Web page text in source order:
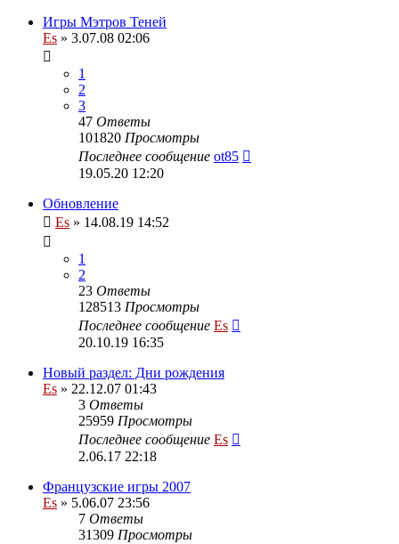
Игры Мэтров Теней
Es » 3.07.08 02:06
1
2
3
47 Ответы
101820 Просмотры
Последнее сообщение ot85
19.05.20 12:20
Обновление
Es » 14.08.19 14:52
1
2
23 Ответы
128513 Просмотры
Последнее сообщение Es
20.10.19 16:35
Новый раздел: Дни рождения
Es » 22.12.07 01:43
3 Ответы
25959 Просмотры
Последнее сообщение Es
2.06.17 22:18
Французские игры 2007
Es » 5.06.07 23:56
7 Ответы
31309 Просмотры